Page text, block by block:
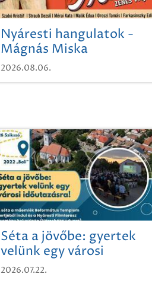
Nyáresti hangulatok -
Mágnás Miska
2026.08.06.
Séta a jövőbe: gyertek
velünk egy városi
időutazásra!
2026.07.22.